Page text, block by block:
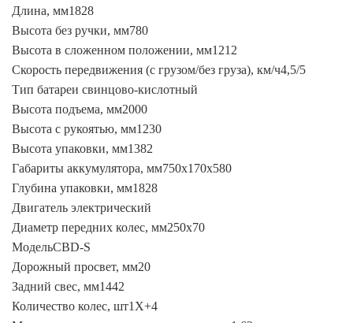
Длина, мм1828
Высота без ручки, мм780
Высота в сложенном положении, мм1212
Скорость передвижения (с грузом/без груза), км/ч4,5/5
Тип батареи свинцово-кислотный
Высота подъема, мм2000
Высота с рукоятью, мм1230
Высота упаковки, мм1382
Габариты аккумулятора, мм750x170x580
Глубина упаковки, мм1828
Двигатель электрический
Диаметр передних колес, мм250х70
МодельCBD-S
Дорожный просвет, мм20
Задний свес, мм1442
Количество колес, шт1X+4